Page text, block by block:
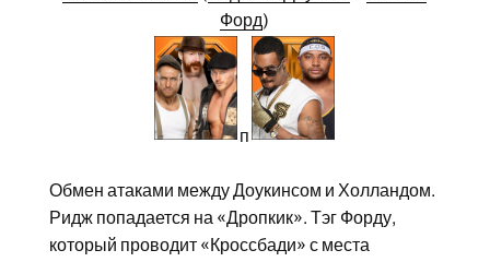
Форд)
п
Обмен атаками между Доукинсом и Холландом.
Ридж попадается на «Дропкик». Тэг Форду,
который проводит «Кроссбади» с места